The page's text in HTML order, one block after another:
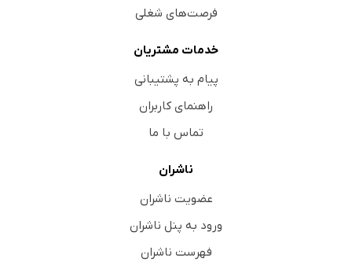
فرصت‌های شغلی
خدمات مشتریان
پیام به پشتیبانی
راهنمای کاربران
تماس با ما
ناشران
عضویت ناشران
ورود به پنل ناشران
فهرست ناشران